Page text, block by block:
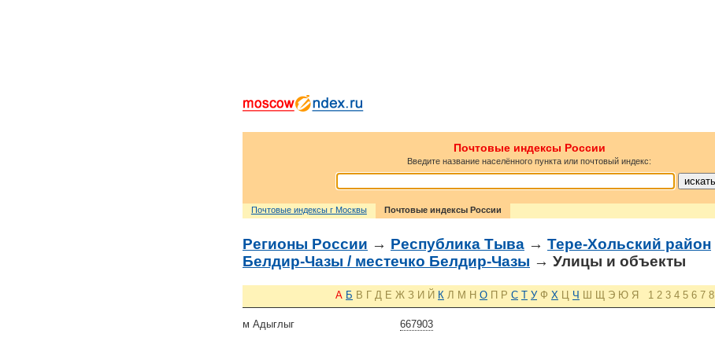
Почтовые индексы России
Введите название населённого пункта или почтовый индекс:
Почтовые индексы г Москвы Почтовые индексы России
Регионы России → Республика Тыва → Тере-Хольский район
Белдир-Чазы / местечко Белдир-Чазы → Улицы и объекты
А Б В Г Д Е Ж З И Й К Л М Н О П Р С Т У Ф Х Ц Ч Ш Щ Э Ю Я 1 2 3 4 5 6 7 8
667903
м Адыглыг